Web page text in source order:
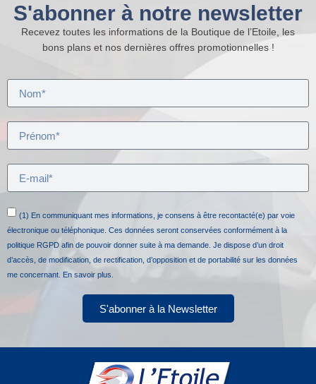
S'abonner à notre newsletter
Recevez toutes les informations de la Boutique de l’Etoile, les
bons plans et nos dernières offres promotionnelles !
(1) En communiquant mes informations, je consens à être recontacté(e) par voie
électronique ou téléphonique. Ces données seront conservées conformément à la
politique RGPD afin de pouvoir donner suite à ma demande. Je dispose d’un droit
d’accès, de modification, de rectification, d’opposition et de portabilité sur les données
me concernant. En savoir plus.
S'abonner à la Newsletter